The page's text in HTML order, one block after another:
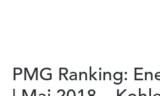
PMG Ranking: